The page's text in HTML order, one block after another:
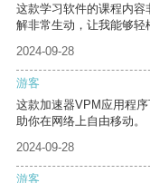
这款学习软件的课程内
解非常生动，让我能够轻
2024-09-28
游客
这款加速器VPM应用程
助你在网络上自由移动。
2024-09-28
游客